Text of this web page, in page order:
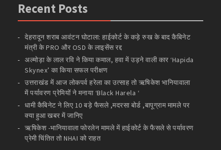
Recent Posts
देहरादून शराब आवंटन घोटाला: हाईकोर्ट के कड़े रुख के बाद कैबिनेट
मंत्री के PRO और OSD के लाइसेंस रद्द
अल्मोड़ा के लाल रवि ने किया कमाल, हवा में उड़ने वाली कार ‘Hapida
Skynex’ का किया सफल परीक्षण
उत्तराखंड में आज लोकपर्व हरेला का उत्साह तो ऋषिकेश भानियावाला
में पर्यावरण प्रेमियों ने मनाया ‘Black Harela ‘
धामी कैबिनेट ने लिए 10 बड़े फैसले ,मदरसा बोर्ड ,बापूग्राम मामले पर
क्या हुआ खबर में जानिए
ऋषिकेश -भानियावाला फोरलेन मामले में हाईकोर्ट के फैसले से पर्यावरण
प्रेमी चिंतित तो NHAI को राहत